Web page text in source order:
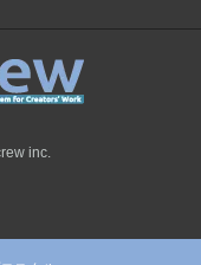
inc.